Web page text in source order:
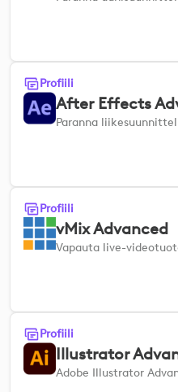
Profiili
After Effects
Profiili
vMix Advanced
Vapauta live-
Profiili
Illustrator